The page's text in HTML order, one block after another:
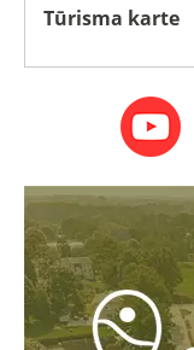
Tūrisma karte